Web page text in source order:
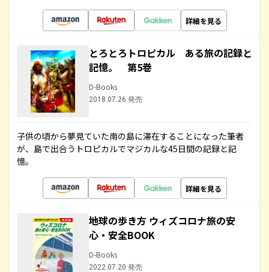
詳細を見る
とろとろトロピカル ある旅の記録と
記憶。 第5巻
D-Books
2018.07.26 発売
子供の頃から夢見ていた南の島に滞在することになった筆者
が、島で出合うトロピカルでマジカルな45日間の記録と記
憶。
詳細を見る
地球の歩き方 ウィズコロナ旅の安
心・安全BOOK
D-Books
2022.07.20 発売